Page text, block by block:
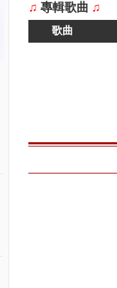
♫ 專輯歌曲 ♫
歌曲